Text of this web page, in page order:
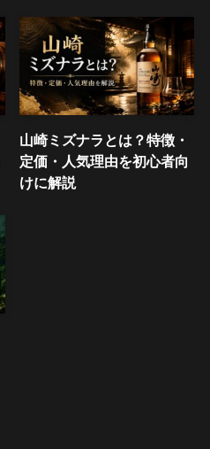
山崎ミズナラとは？特徴・
定価・人気理由を初心者向
けに解説